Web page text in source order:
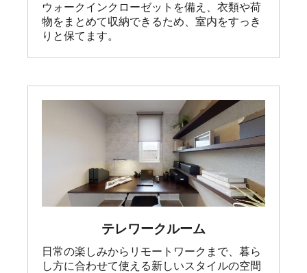
ウォークインクローゼットを備え、衣類や荷
物をまとめて収納できるため、室内をすっき
りと保てます。
テレワークルーム
日常の楽しみからリモートワークまで、暮ら
し方に合わせて使える新しいスタイルの空間